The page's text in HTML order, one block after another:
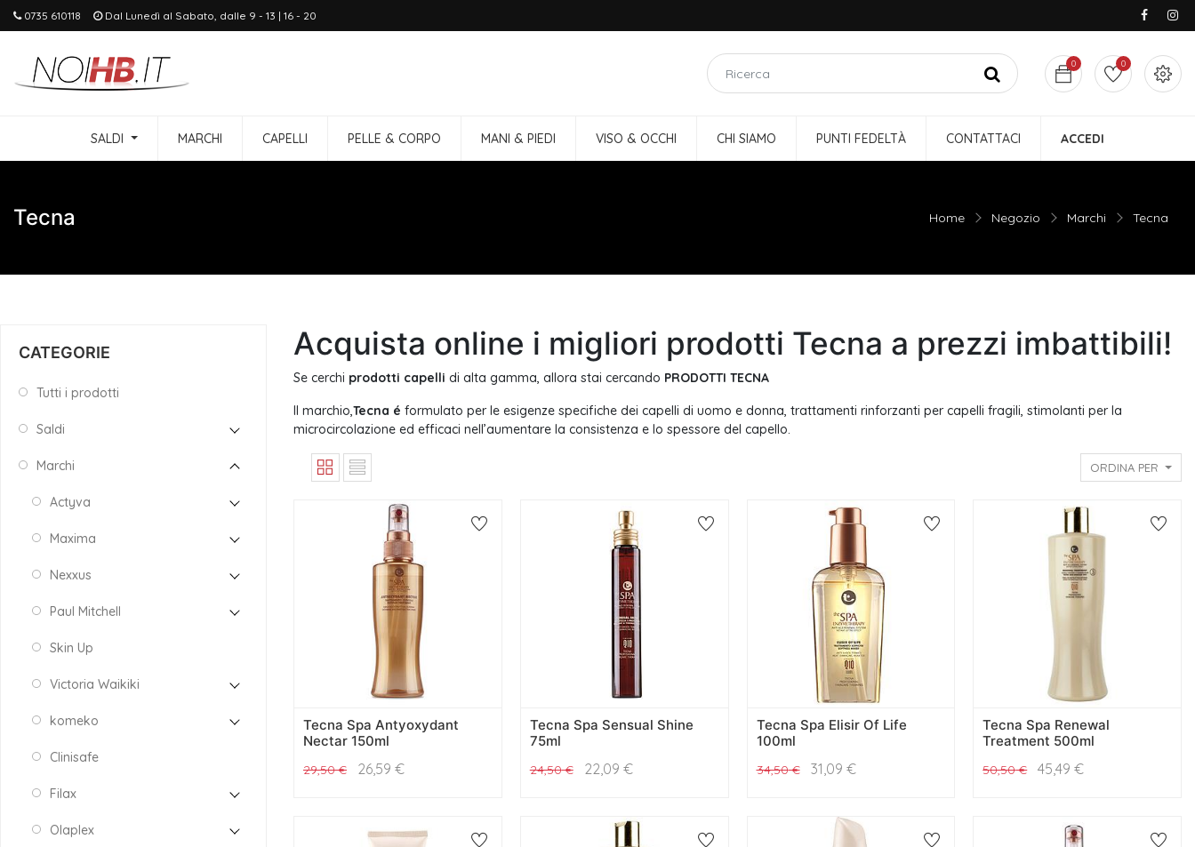
0735 610118 Dal Lunedì al Sabato, dalle 9 - 13 | 16 - 20
0 0
SALDI MARCHI CAPELLI PELLE & CORPO MANI & PIEDI VISO & OCCHI CHI SIAMO PUNTI FEDELTÀ CONTATTACI ACCEDI
Tecna Home Negozio Marchi Tecna
CATEGORIE
Tutti i prodotti
Saldi
Marchi
Actyva
Maxima
Nexxus
Paul Mitchell
Skin Up
Victoria Waikiki
komeko
Clinisafe
Filax
Olaplex
Acquista online i migliori prodotti Tecna a prezzi imbattibili!
Se cerchi prodotti capelli di alta gamma, allora stai cercando PRODOTTI TECNA
Il marchio,Tecna é formulato per le esigenze specifiche dei capelli di uomo e donna, trattamenti rinforzanti per capelli fragili, stimolanti per la
microcircolazione ed efficaci nell’aumentare la consistenza e lo spessore del capello.
ORDINA PER
Tecna Spa Antyoxydant
Nectar 150ml
29,50€ 26,59 €
Tecna Spa Sensual Shine
75ml
24,50€ 22,09 €
Tecna Spa Elisir Of Life
100ml
34,50€ 31,09 €
Tecna Spa Renewal
Treatment 500ml
50,50€ 45,49 €